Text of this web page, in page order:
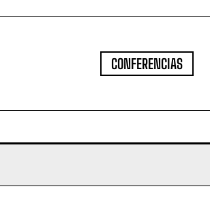
CONFERENCIAS